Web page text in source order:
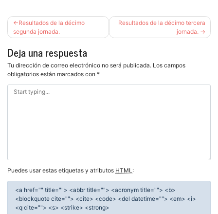
Navegación
de
entradas
Resultados de la décimo
segunda jornada.
Resultados de la décimo tercera
jornada.
Deja una respuesta
Tu dirección de correo electrónico no será publicada. Los campos
obligatorios están marcados con *
Puedes usar estas etiquetas y atributos HTML:
<a href="" title=""> <abbr title=""> <acronym title=""> <b>
<blockquote cite=""> <cite> <code> <del datetime=""> <em> <i>
<q cite=""> <s> <strike> <strong>